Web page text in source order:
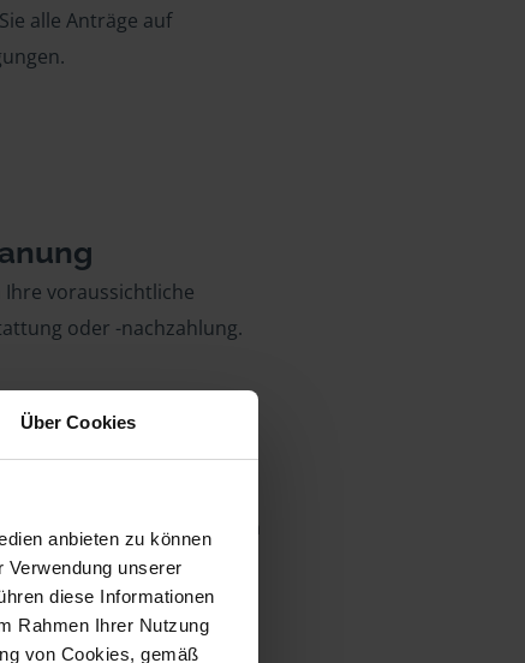
Über Cookies
anbieten zu können
unserer
diese Informationen
Rahmen Ihrer Nutzung
von Cookies, gemäß
alle Anträge auf
voraussichtliche
oder -nachzahlung.
wir Sie sogar vor dem